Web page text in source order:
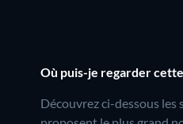
Où puis-je regarder
Découvrez ci-dessous les